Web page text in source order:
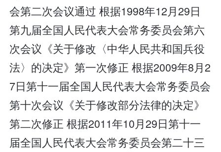
会第二次会议通过 根据1998年12月29日
第九届全国人民代表大会常务委员会第六
次会议《关于修改〈中华人民共和国兵役
法〉的决定》第一次修正 根据2009年8月2
7日第十一届全国人民代表大会常务委员会
第十次会议《关于修改部分法律的决定》
第二次修正 根据2011年10月29日第十一
届全国人民代表大会常务委员会第二十三